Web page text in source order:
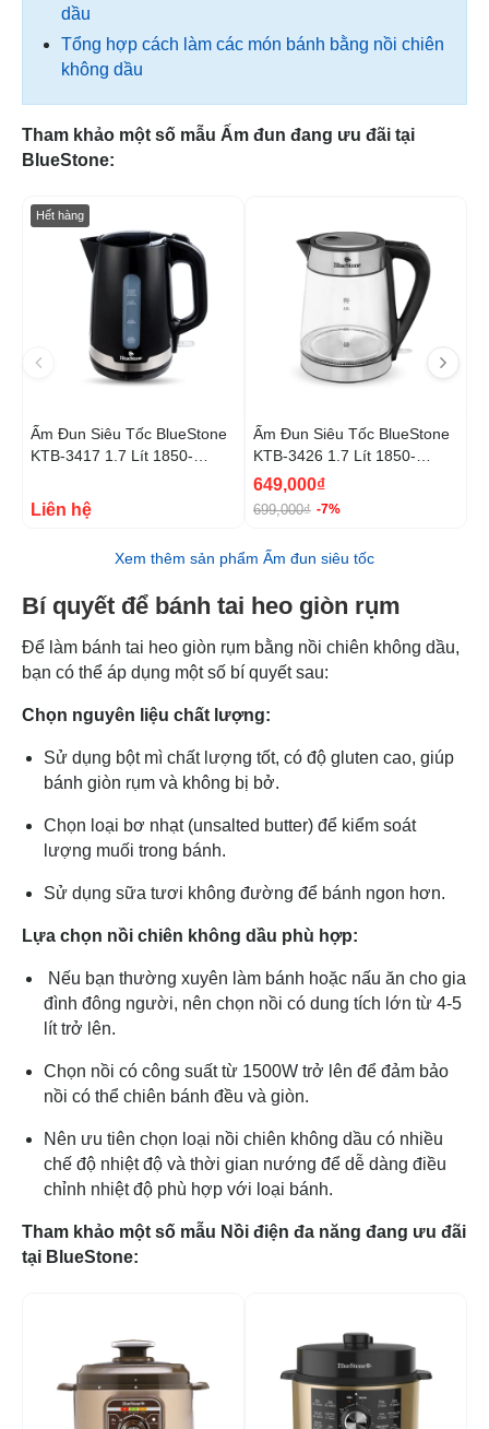
dầu
Tổng hợp cách làm các món bánh bằng nồi chiên
không dầu
Tham khảo một số mẫu Ấm đun đang ưu đãi tại
BlueStone:
Hết hàng
Ấm Đun Siêu Tốc BlueStone
KTB-3417 1.7 Lít 1850-
Liên hệ
Ấm Đun Siêu Tốc BlueStone
KTB-3426 1.7 Lít 1850-
2200W
649,000₫
699,000₫ -7%
Xem thêm sản phẩm Ấm đun siêu tốc
Bí quyết để bánh tai heo giòn rụm
Để làm bánh tai heo giòn rụm bằng nồi chiên không dầu,
bạn có thể áp dụng một số bí quyết sau:
Chọn nguyên liệu chất lượng:
Sử dụng bột mì chất lượng tốt, có độ gluten cao, giúp
bánh giòn rụm và không bị bở.
Chọn loại bơ nhạt (unsalted butter) để kiểm soát
lượng muối trong bánh.
Sử dụng sữa tươi không đường để bánh ngon hơn.
Lựa chọn nồi chiên không dầu phù hợp:
Nếu bạn thường xuyên làm bánh hoặc nấu ăn cho gia
đình đông người, nên chọn nồi có dung tích lớn từ 4-5
lít trở lên.
Chọn nồi có công suất từ 1500W trở lên để đảm bảo
nồi có thể chiên bánh đều và giòn.
Nên ưu tiên chọn loại nồi chiên không dầu có nhiều
chế độ nhiệt độ và thời gian nướng để dễ dàng điều
chỉnh nhiệt độ phù hợp với loại bánh.
Tham khảo một số mẫu Nồi điện đa năng đang ưu đãi
tại BlueStone: